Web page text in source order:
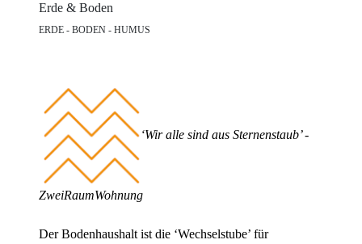
Erde & Boden
ERDE - BODEN - HUMUS
‘Wiralle sind aus Sternenstaub’ -
ZweiRaumWohnung
Der Bodenhaushalt ist die ‘Wechselstube’ für